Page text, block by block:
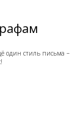
один стиль письма –